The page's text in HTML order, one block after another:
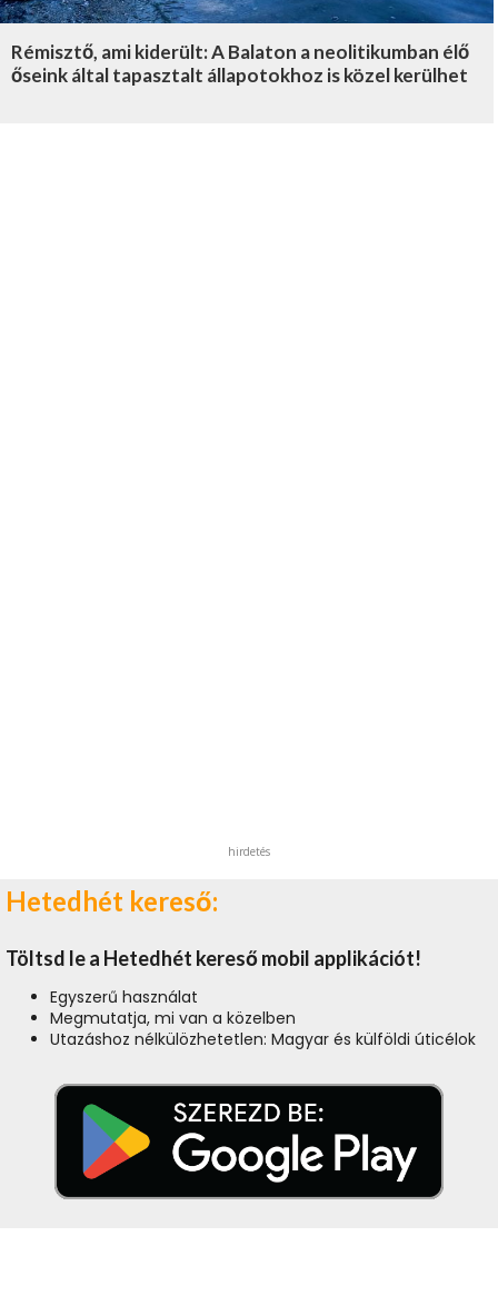
Rémisztő, ami kiderült: A Balaton a neolitikumban élő
őseink által tapasztalt állapotokhoz is közel kerülhet
hirdetés
Hetedhét kereső:
Töltsd le a Hetedhét kereső mobil applikációt!
Egyszerű használat
Megmutatja, mi van a közelben
Utazáshoz nélkülözhetetlen: Magyar és külföldi úticélok